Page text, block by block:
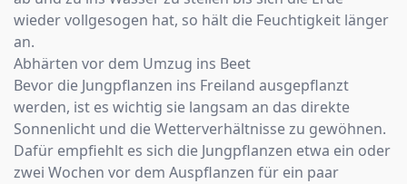
wieder vollgesogen hat, so hält die Feuchtigkeit länger
an.
Abhärten vor dem Umzug ins Beet
Bevor die Jungpflanzen ins Freiland ausgepflanzt
werden, ist es wichtig sie langsam an das direkte
Sonnenlicht und die Wetterverhältnisse zu gewöhnen.
Dafür empfiehlt es sich die Jungpflanzen etwa ein oder
zwei Wochen vor dem Auspflanzen für ein paar